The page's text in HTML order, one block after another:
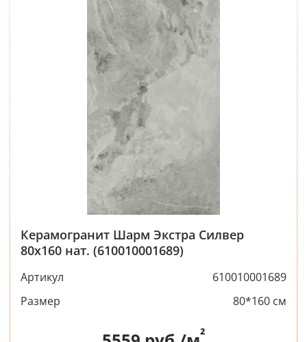
Керамогранит Шарм Экстра Силвер
80x160 нат. (610010001689)
Артикул
610010001689
Размер
80*160 см
²